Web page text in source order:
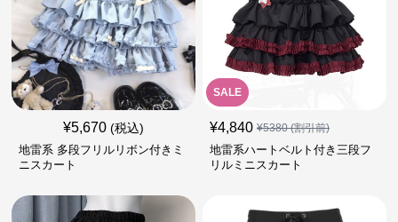
¥5,670 (税込)
地雷系 多段フリルリボン付きミ
ニスカート
SALE
¥4,840 ¥5380(割引前)
地雷系ハートベルト付き三段フ
リルミニスカート